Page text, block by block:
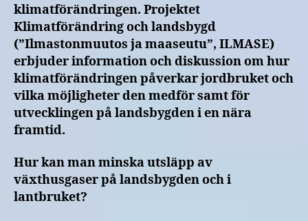
klimatförändringen. Projektet
Klimatförändring och landsbygd
(”Ilmastonmuutos ja maaseutu”, ILMASE)
erbjuder information och diskussion om hur
klimatförändringen påverkar jordbruket och
vilka möjligheter den medför samt för
utvecklingen på landsbygden i en nära
framtid.
Hur kan man minska utsläpp av
växthusgaser på landsbygden och i
lantbruket?